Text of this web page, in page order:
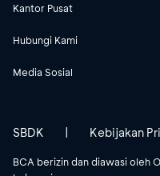
Kantor Pusat
Hubungi Kami
Media Sosial
BCA berizin dan diawasi oleh
SBDK Kebijakan